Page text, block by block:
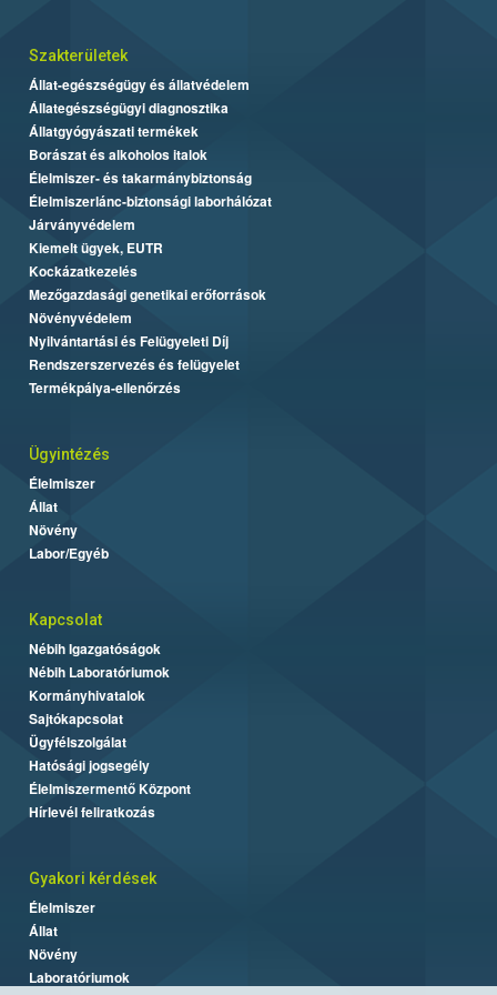
Szakterületek
Állat-egészségügy és állatvédelem
Állategészségügyi diagnosztika
Állatgyógyászati termékek
Borászat és alkoholos italok
Élelmiszer- és takarmánybiztonság
Élelmiszerlánc-biztonsági laborhálózat
Járványvédelem
Kiemelt ügyek, EUTR
Kockázatkezelés
Mezőgazdasági genetikai erőforrások
Növényvédelem
Nyilvántartási és Felügyeleti Díj
Rendszerszervezés és felügyelet
Termékpálya-ellenőrzés
Ügyintézés
Élelmiszer
Állat
Növény
Labor/Egyéb
Kapcsolat
Nébih Igazgatóságok
Nébih Laboratóriumok
Kormányhivatalok
Sajtókapcsolat
Ügyfélszolgálat
Hatósági jogsegély
Élelmiszermentő Központ
Hírlevél feliratkozás
Gyakori kérdések
Élelmiszer
Állat
Növény
Laboratóriumok